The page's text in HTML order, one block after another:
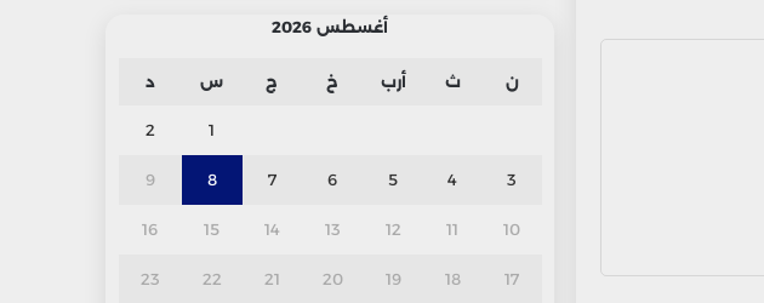
أغسطس 2026
ن ث أرب خ ج س د
1
2
3
4
5
6
7
8
9
10
11
12
13
14
15
16
17
18
19
20
21
22
23